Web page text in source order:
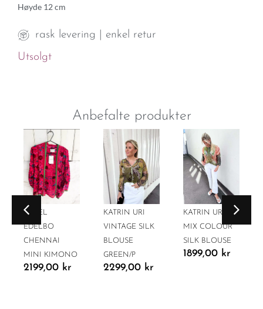
Høyde 12 cm
rask levering | enkel retur
Utsolgt
Anbefalte produkter
SISSEL
EDELBO
CHENNAI
MINI KIMONO
2199,00 kr
KATRIN URI
VINTAGE SILK
BLOUSE
GREEN/P
2299,00 kr
KATRIN URI
MIX COLOUR
SILK BLOUSE
1899,00 kr